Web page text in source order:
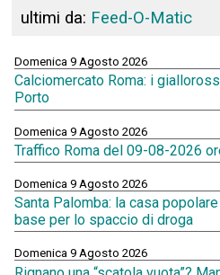
ultimi da: Feed-O-Matic
Domenica 9 Agosto 2026
Calciomercato Roma: i
Porto
Domenica 9 Agosto 2026
Traffico Roma del 09-08-2026
Domenica 9 Agosto 2026
Santa Palomba: la casa
base per lo spaccio di droga
Domenica 9 Agosto 2026